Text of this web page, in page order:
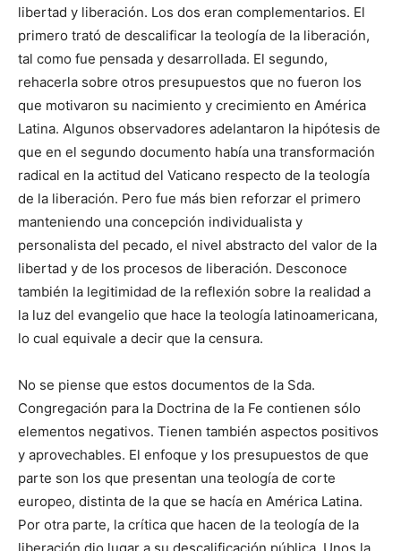
libertad y liberación. Los dos eran complementarios. El
primero trató de descalificar la teología de la liberación,
tal como fue pensada y desarrollada. El segundo,
rehacerla sobre otros presupuestos que no fueron los
que motivaron su nacimiento y crecimiento en América
Latina. Algunos observadores adelantaron la hipótesis de
que en el segundo documento había una transformación
radical en la actitud del Vaticano respecto de la teología
de la liberación. Pero fue más bien reforzar el primero
manteniendo una concepción individualista y
personalista del pecado, el nivel abstracto del valor de la
libertad y de los procesos de liberación. Desconoce
también la legitimidad de la reflexión sobre la realidad a
la luz del evangelio que hace la teología latinoamericana,
lo cual equivale a decir que la censura.
No se piense que estos documentos de la Sda.
Congregación para la Doctrina de la Fe contienen sólo
elementos negativos. Tienen también aspectos positivos
y aprovechables. El enfoque y los presupuestos de que
parte son los que presentan una teología de corte
europeo, distinta de la que se hacía en América Latina.
Por otra parte, la crítica que hacen de la teología de la